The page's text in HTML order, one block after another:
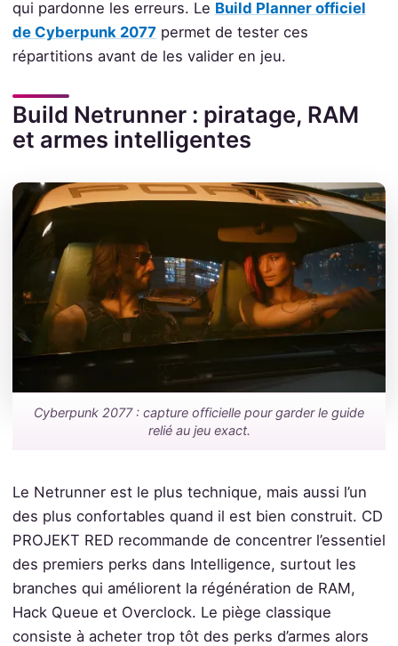
qui pardonne les erreurs. Le Build Planner officiel
de Cyberpunk 2077permet de tester ces
répartitions avant de les valider en jeu.
Build Netrunner : piratage, RAM
et armes intelligentes
Cyberpunk 2077 : capture officielle pour garder le guide
relié au jeu exact.
Le Netrunner est le plus technique, mais aussi l’un
des plus confortables quand il est bien construit. CD
PROJEKT RED recommande de concentrer l’essentiel
des premiers perks dans Intelligence, surtout les
branches qui améliorent la régénération de RAM,
Hack Queue et Overclock. Le piège classique
consiste à acheter trop tôt des perks d’armes alors